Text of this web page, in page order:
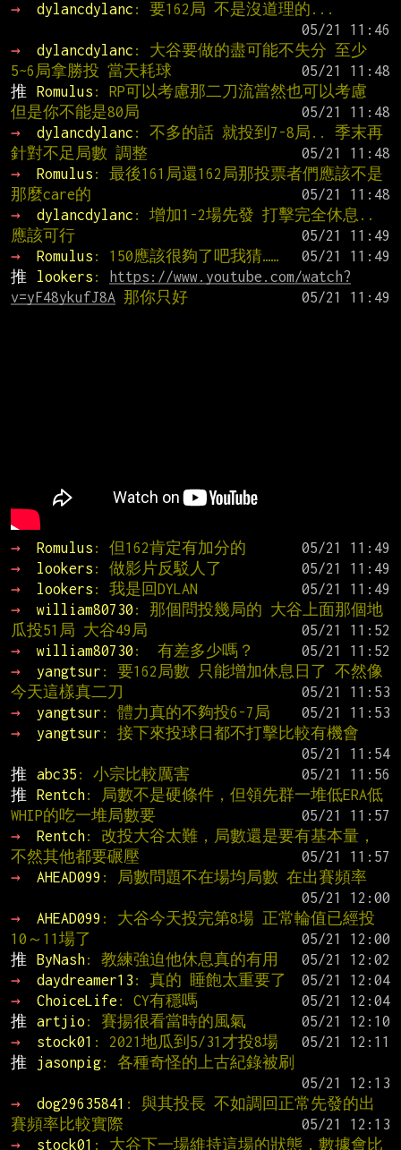
→
dylancdylanc : 要162局 不是沒道理的...
→
dylancdylanc : 大谷要做的盡可能不失分 至少
5~6局拿勝投 當天耗球
推
Romulus : RP可以考慮那二刀流當然也可以考慮
但是你不能是80局
→
dylancdylanc : 不多的話 就投到7-8局.. 季末再
針對不足局數 調整
→
Romulus : 最後161局還162局那投票者們應該不是
那麼care的
→
dylancdylanc : 增加1-2場先發 打擊完全休息..
應該可行
→
Romulus : 150應該很夠了吧我猜……
推
lookers :
https://www.youtube.com/watch?
v=yF48ykufJ8A 那你只好
→ Romulus : 但162肯定有加分的
→
lookers : 做影片反駁人了
→
lookers : 我是回DYLAN
→
william80730 : 那個問投幾局的 大谷上面那個地
瓜投51局 大谷49局
→
william80730 :  有差多少嗎？
→
yangtsur : 要162局數 只能增加休息日了 不然像
今天這樣真二刀
→
yangtsur : 體力真的不夠投6-7局
→
yangtsur : 接下來投球日都不打擊比較有機會
推
abc35 : 小宗比較厲害
推
Rentch: 局數不是硬條件，但領先群一堆低ERA低
WHIP的吃一堆局數要
→
Rentch: 改投大谷太難，局數還是要有基本量，
不然其他都要碾壓
→
AHEAD099 : 局數問題不在場均局數 在出賽頻率
→
AHEAD099 : 大谷今天投完第8場 正常輪值已經投
10～11場了
推
ByNash: 教練強迫他休息真的有用
→
daydreamer13 : 真的 睡飽太重要了
→
ChoiceLife : CY有穩嗎
推
artjio : 賽揚很看當時的風氣
→
stock01 : 2021地瓜到5/31才投8場
推
jasonpig: 各種奇怪的上古紀錄被刷
→
dog29635841 : 與其投長 不如調回正常先發的出
賽頻率比較實際
→
stock01 : 大谷下一場維持這場的狀態，數據會比